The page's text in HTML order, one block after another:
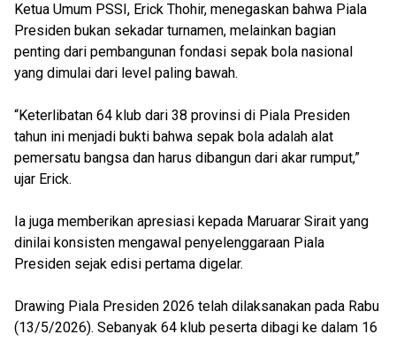
Ketua Umum PSSI, Erick Thohir, menegaskan bahwa Piala
Presiden bukan sekadar turnamen, melainkan bagian
penting dari pembangunan fondasi sepak bola nasional
yang dimulai dari level paling bawah.
“Keterlibatan 64 klub dari 38 provinsi di Piala Presiden
tahun ini menjadi bukti bahwa sepak bola adalah alat
pemersatu bangsa dan harus dibangun dari akar rumput,”
ujar Erick.
Ia juga memberikan apresiasi kepada Maruarar Sirait yang
dinilai konsisten mengawal penyelenggaraan Piala
Presiden sejak edisi pertama digelar.
Drawing Piala Presiden 2026 telah dilaksanakan pada Rabu
(13/5/2026). Sebanyak 64 klub peserta dibagi ke dalam 16